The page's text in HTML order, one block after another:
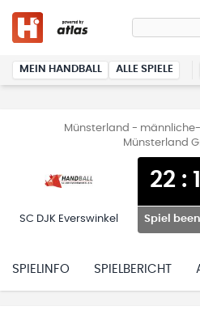
MEIN HANDBALL ALLE SPIELE
Münsterland -
Münsterland
SC DJK Everswinkel
22 :
Spiel
SPIELINFO SPIELBERICHT